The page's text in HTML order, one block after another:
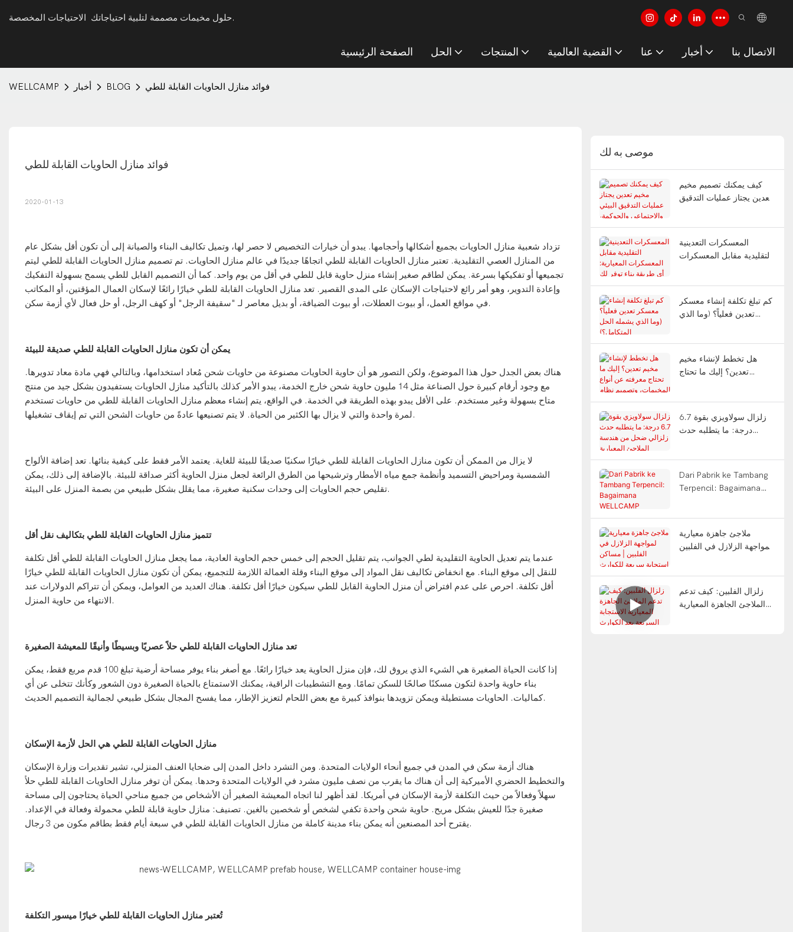
حلول مخيمات مصممة لتلبية احتياجاتك الاحتياجات المخصصة.
الصفحة الرئيسية الحل المنتجات القضية العالمية عنا أخبار الاتصال بنا
WELLCAMP أخبار BLOG فوائد منازل الحاويات القابلة للطي
فوائد منازل الحاويات القابلة للطي
2020-01-13
تزداد شعبية منازل الحاويات بجميع أشكالها وأحجامها. يبدو أن خيارات التخصيص لا حصر لها، وتميل تكاليف البناء والصيانة إلى أن تكون أقل بشكل عام
من المنازل العصي التقليدية. تعتبر منازل الحاويات القابلة للطي اتجاهًا جديدًا في عالم منازل الحاويات. تم تصميم منازل الحاويات القابلة للطي ليتم
تجميعها أو تفكيكها بسرعة. يمكن لطاقم صغير إنشاء منزل حاوية قابل للطي في أقل من يوم واحد. كما أن التصميم القابل للطي يسمح بسهولة التفكيك
وإعادة التدوير، وهو أمر رائع لاحتياجات الإسكان على المدى القصير. تعد منازل الحاويات القابلة للطي خيارًا رائعًا لإسكان العمال المؤقتين، أو المكاتب
في مواقع العمل، أو بيوت العطلات، أو بيوت الضيافة، أو بديل معاصر لـ "سقيفة الرجل" أو كهف الرجل، أو حل فعال لأي أزمة سكن.
يمكن أن تكون منازل الحاويات القابلة للطي صديقة للبيئة
هناك بعض الجدل حول هذا الموضوع، ولكن التصور هو أن حاوية الحاويات مصنوعة من حاويات شحن مُعاد استخدامها، وبالتالي فهي مادة معاد تدويرها.
مع وجود أرقام كبيرة حول الصناعة مثل 14 مليون حاوية شحن خارج الخدمة، يبدو الأمر كذلك بالتأكيد
منازل الحاويات يستفيدون بشكل جيد من منتج
متاح بسهولة وغير مستخدم. على الأقل يبدو بهذه الطريقة في الخدمة. في الواقع، يتم إنشاء معظم منازل الحاويات القابلة للطي من حاويات تستخدم
لمرة واحدة والتي لا يزال بها الكثير من الحياة. لا يتم تصنيعها عادةً من حاويات الشحن التي تم إيقاف تشغيلها.
لا يزال من الممكن أن تكون منازل الحاويات القابلة للطي خيارًا سكنيًا صديقًا للبيئة للغاية. يعتمد الأمر فقط على كيفية بنائها. تعد إضافة الألواح
الشمسية ومراحيض التسميد وأنظمة جمع مياه الأمطار وترشيحها من الطرق الرائعة لجعل منزل الحاوية أكثر صداقة للبيئة. بالإضافة إلى ذلك، يمكن
تقليص حجم الحاويات إلى وحدات سكنية صغيرة، مما يقلل بشكل طبيعي من بصمة المنزل على البيئة.
تتميز منازل الحاويات القابلة للطي بتكاليف نقل أقل
عندما يتم تعديل الحاوية التقليدية لطي الجوانب، يتم تقليل الحجم إلى خمس حجم الحاوية العادية، مما يجعل منازل الحاويات القابلة للطي أقل تكلفة
للنقل إلى موقع البناء. مع انخفاض تكاليف نقل المواد إلى موقع البناء وقلة العمالة اللازمة للتجميع، يمكن أن تكون منازل الحاويات القابلة للطي خيارًا
أقل تكلفة. احرص على عدم افتراض أن منزل الحاوية القابل للطي سيكون خيارًا أقل تكلفة. هناك العديد من العوامل، ويمكن أن تتراكم الدولارات عند
الانتهاء من حاوية المنزل.
تعد منازل الحاويات القابلة للطي حلاً عصريًا وبسيطًا وأنيقًا للمعيشة الصغيرة
إذا كانت الحياة الصغيرة هي الشيء الذي يروق لك، فإن منزل الحاوية يعد خيارًا رائعًا. مع أصغر بناء يوفر مساحة أرضية تبلغ 100 قدم مربع فقط، يمكن
بناء حاوية واحدة لتكون مسكنًا صالحًا للسكن تمامًا. ومع التشطيبات الراقية، يمكنك الاستمتاع بالحياة الصغيرة دون الشعور وكأنك تتخلى عن أي
كماليات. الحاويات مستطيلة ويمكن تزويدها بنوافذ كبيرة مع بعض اللحام لتعزيز الإطار، مما يفسح المجال بشكل طبيعي لجمالية التصميم الحديث.
منازل الحاويات القابلة للطي هي الحل لأزمة الإسكان
هناك أزمة سكن في المدن في جميع أنحاء الولايات المتحدة. ومن التشرد داخل المدن إلى ضحايا العنف المنزلي، تشير تقديرات وزارة الإسكان
والتخطيط الحضري الأميركية إلى أن هناك ما يقرب من نصف مليون مشرد في الولايات المتحدة وحدها. يمكن أن توفر منازل الحاويات القابلة للطي حلاً
سهلاً وفعالاً من حيث التكلفة لأزمة الإسكان في أمريكا. لقد أظهر لنا اتجاه المعيشة الصغير أن الأشخاص من جميع مناحي الحياة يحتاجون إلى مساحة
صغيرة جدًا للعيش بشكل مريح. حاوية شحن واحدة تكفي لشخص أو شخصين بالغين. تصنيف: منازل حاوية قابلة للطي محمولة وفعالة في الإعداد.
يقترح أحد المصنعين أنه يمكن بناء مدينة كاملة من منازل الحاويات القابلة للطي في سبعة أيام فقط بطاقم مكون من 3 رجال.
تُعتبر منازل الحاويات القابلة للطي خيارًا ميسور التكلفة
موصى به لك
كيف يمكنك تصميم مخيم
تعدين يجتاز عمليات التدقيق
ويقاوم الزلازل؟
المعسكرات التعدينية
التقليدية مقابل المعسكرات
كم تبلغ تكلفة إنشاء معسكر
تعدين فعلياً؟ (وما الذي
هل تخطط لإنشاء مخيم
تعدين؟ إليك ما تحتاج
زلزال سولاويزي بقوة 6.7
درجة: ما يتطلبه حدث
Dari Pabrik ke Tambang
Terpencil: Bagaimana
ملاجئ جاهزة معيارية
لمواجهة الزلازل في الفلبين
زلزال الفلبين: كيف تدعم
الملاجئ الجاهزة المعيارية